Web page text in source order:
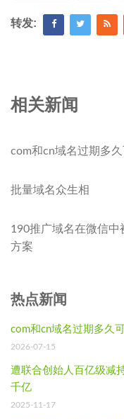
转发:
相关新闻
com和cn域名过期多
批量域名众生相
190推广域名在微信
方案
热点新闻
com和cn域名过期多久
2026-07-15
遭联合创始人百亿级减
千亿
2025-11-17